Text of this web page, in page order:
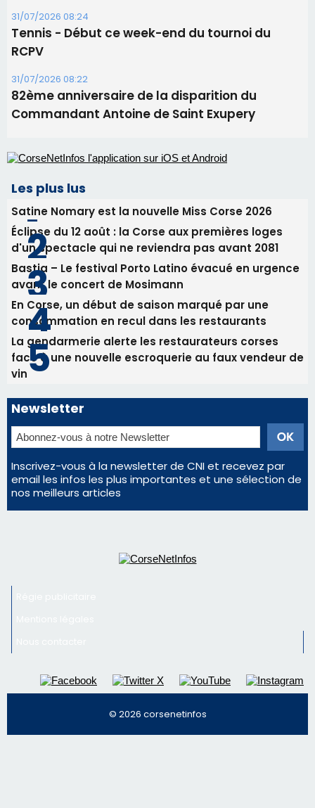
Les plus lus
Satine Nomary est la nouvelle Miss Corse 2026
Éclipse du 12 août : la Corse aux premières loges
d'un spectacle qui ne reviendra pas avant 2081
avant le concert de Mosimann
consommation en recul dans les restaurants
La gendarmerie alerte les restaurateurs corses
face à une nouvelle escroquerie au faux vendeur de
vin
Newsletter
Inscrivez-vous à la newsletter de CNI et recevez par
email les infos les plus importantes et une sélection de
nos meilleurs articles
Régie publicitaire
Mentions légales
Nous contacter